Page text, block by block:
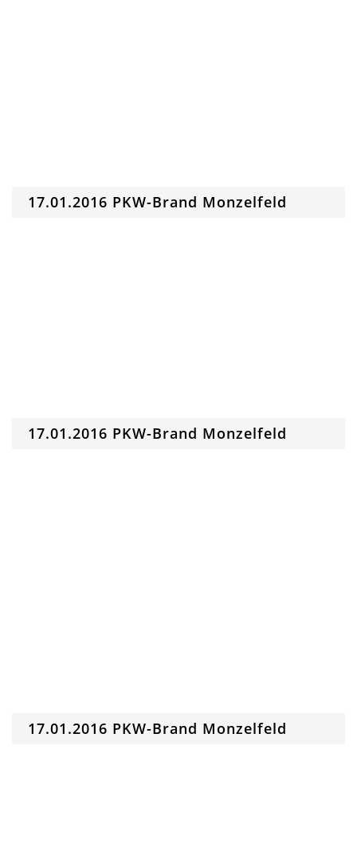
17.01.2016 PKW-Brand Monzelfeld
17.01.2016 PKW-Brand Monzelfeld
17.01.2016 PKW-Brand Monzelfeld